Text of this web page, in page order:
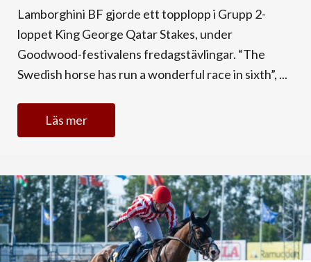
Lamborghini BF gjorde ett topplopp i Grupp 2-
loppet King George Qatar Stakes, under
Goodwood-festivalens fredagstävlingar. “The
Swedish horse has run a wonderful race in sixth”, ...
Läs mer